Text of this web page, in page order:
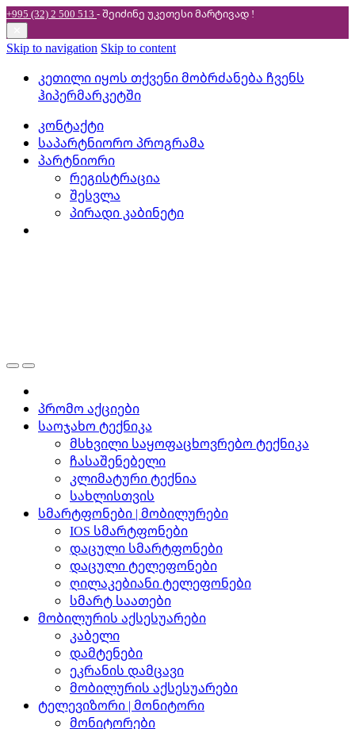
+995 (32) 2 500 513 - შეიძინე უკეთესიმარტივად !
Skip to navigation Skip to content
კეთილი იყოს თქვენი მობრძანება ჩვენს
ჰიპერმარკეტში
კონტაქტი
საპარტნიორო პროგრამა
პარტნიორი
რეგისტრაცია
შესვლა
პირადი კაბინეტი
პრომო აქციები
საოჯახო ტექნიკა
მსხვილი საყოფაცხოვრებო ტექნიკა
ჩასაშენებელი
კლიმატური ტექნია
სახლისთვის
სმარტფონები | მობილურები
IOS სმარტფონები
დაცული სმარტფონები
დაცული ტელეფონები
ღილაკებიანი ტელეფონები
სმარტ საათები
მობილურის აქსესუარები
კაბელი
დამტენები
ეკრანის დამცავი
მობილურის აქსესუარები
ტელევიზორი | მონიტორი
მონიტორები